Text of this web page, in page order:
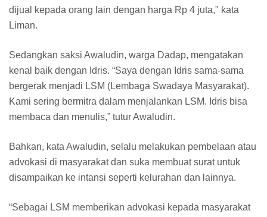
dijual kepada orang lain dengan harga Rp 4 juta," kata
Liman.
Sedangkan saksi Awaludin, warga Dadap, mengatakan
kenal baik dengan Idris. “Saya dengan Idris sama-sama
bergerak menjadi LSM (Lembaga Swadaya Masyarakat).
Kami sering bermitra dalam menjalankan LSM. Idris bisa
membaca dan menulis,” tutur Awaludin.
Bahkan, kata Awaludin, selalu melakukan pembelaan atau
advokasi di masyarakat dan suka membuat surat untuk
disampaikan ke intansi seperti kelurahan dan lainnya.
“Sebagai LSM memberikan advokasi kepada masyarakat